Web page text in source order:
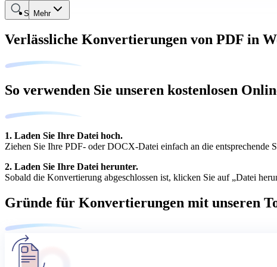
Mehr
Suche
Verlässliche Konvertierungen von PDF in
So verwenden Sie unseren kostenlosen
1. Laden Sie Ihre Datei hoch.
Ziehen Sie Ihre PDF- oder DOCX-Datei einfach an die entsprechende
2. Laden Sie Ihre Datei herunter.
Sobald die Konvertierung abgeschlossen ist, klicken Sie auf „Datei
Gründe für Konvertierungen mit unseren